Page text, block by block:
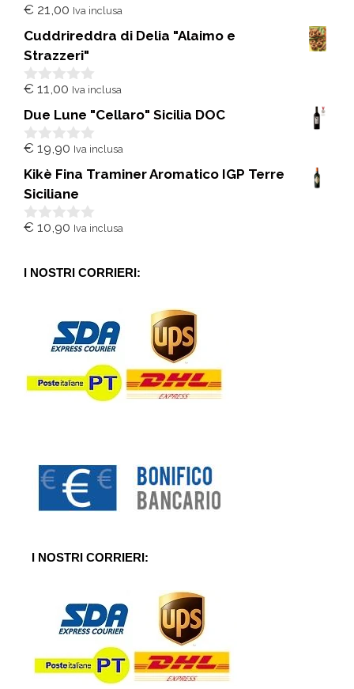
0
u
5
€ 21,00 Iva inclusa
Cuddrireddra di Delia "Alaimo e
Strazzeri"
0
u
5
€ 11,00 Iva inclusa
Due Lune "Cellaro" Sicilia DOC
0
u
5
€ 19,90 Iva inclusa
Kikè Fina Traminer Aromatico IGP Terre
Siciliane
0
5
€ 10,90 Iva inclusa
I NOSTRI CORRIERI:
I NOSTRI CORRIERI: